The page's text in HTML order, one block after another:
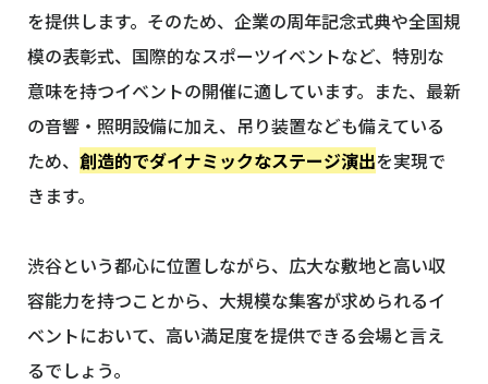
を提供します。そのため、企業の周年記念式典や全国規
模の表彰式、国際的なスポーツイベントなど、特別な
意味を持つイベントの開催に適しています。また、最新
の音響・照明設備に加え、吊り装置なども備えている
ため、 創造的でダイナミックなステージ演出を実現で
きます。
渋谷という都心に位置しながら、広大な敷地と高い収
容能力を持つことから、大規模な集客が求められるイ
ベントにおいて、高い満足度を提供できる会場と言え
るでしょう。